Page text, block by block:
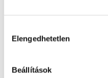
kiválasztása
Elengedhetetlen
Beállítások
É́lvezeti
Tápszer